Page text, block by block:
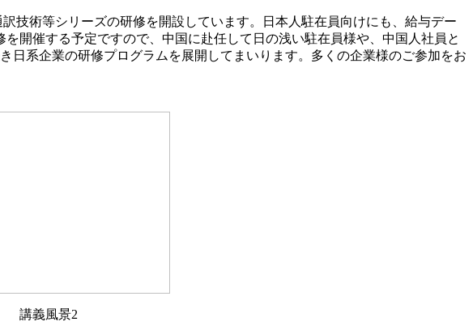
技術等シリーズの研修を開設しています。日本人駐在員向けにも、給与デー
開催する予定ですので、中国に赴任して日の浅い駐在員様や、中国人社員と
系企業の研修プログラムを展開してまいります。多くの企業様のご参加をお
講義風景2